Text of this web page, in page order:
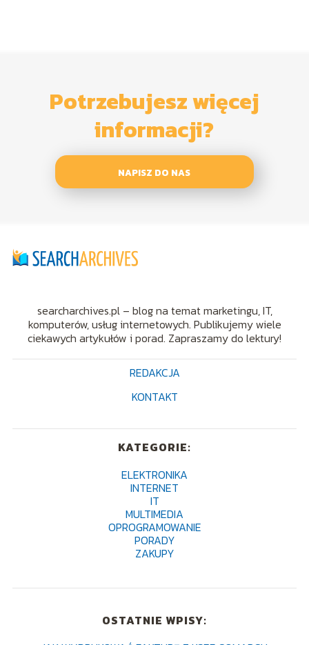
Potrzebujesz więcej
informacji?
NAPISZ DO NAS
searcharchives.pl – blog na temat marketingu, IT,
komputerów, usług internetowych. Publikujemy wiele
ciekawych artykułów i porad. Zapraszamy do lektury!
REDAKCJA
KONTAKT
KATEGORIE:
ELEKTRONIKA
INTERNET
IT
MULTIMEDIA
OPROGRAMOWANIE
PORADY
ZAKUPY
OSTATNIE WPISY: